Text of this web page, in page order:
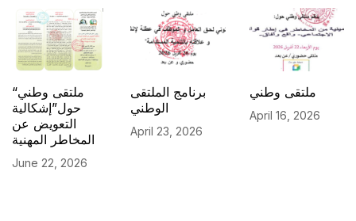
“ملتقى وطني
حول”إشكالية
التعويض عن
المخاطر المهنية
June 22, 2026
برنامج الملتقى
الوطني
April 23, 2026
ملتقى وطني
April 16, 2026